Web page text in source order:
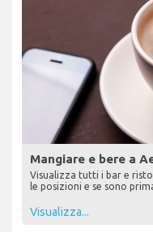
Mangiare e bere a
Visualizza tutti i bar e
le posizioni e se sono
Visualizza...